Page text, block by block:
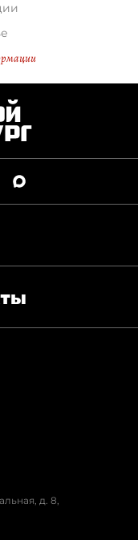
д. 8,